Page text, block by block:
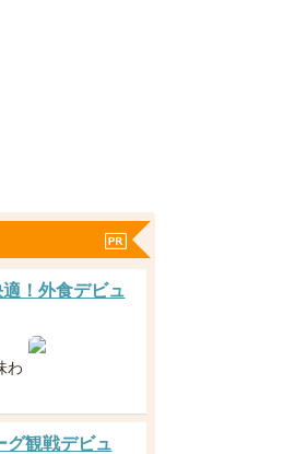
！外食デビュ
わ
観戦デビュ